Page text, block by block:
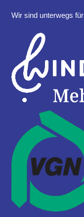
Wir sind unterwegs für